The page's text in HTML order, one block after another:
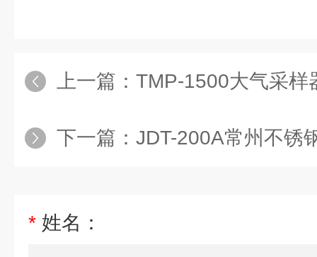
上一篇： TMP-1500大气采样
下一篇： JDT-200A常州不锈
* 姓名：